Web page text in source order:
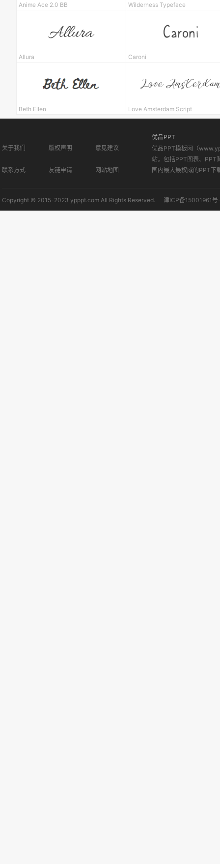
Anime Ace 2.0 BB Wilderness Typeface
Allura Caroni
Beth Ellen Love Amsterdam Script
关于我们 版权声明 意见建议
联系方式 友链申请 网站地图
优品PPT
优品PPT模板网（
站。包括PPT图表、PPT
国内最大最权威的PPT下
Copyright © 2015-2023 ypppt.com All Rights Reserved. 津ICP备15001961号